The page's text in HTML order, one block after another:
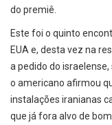
do premiê.
Este foi o quinto
EUA e, desta vez na
a pedido do
o americano afirmou
instalações iranianas
que já fora alvo de